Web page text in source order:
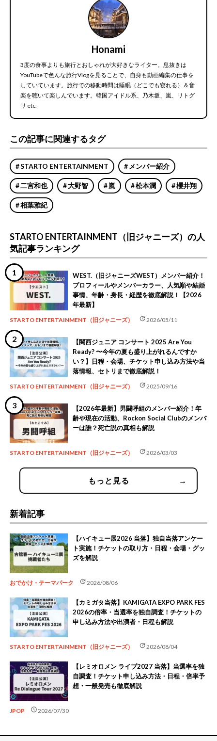
Honami
3度の食事よりも旅行とおしゃれが大好きなライター。息抜きは
YouTubeで色んな旅行Vlogを見ることで、自身も動画編集の仕事を
していています。旅行での移動時間は睡眠（どこでも寝れる）＆音
楽を聴いて楽しんでいます。韓国アイドル系、乃木坂、嵐、リトグ
リ etc.
この記事に関連するタグ
STARTO ENTERTAINMENT メンバー紹介
二宮和也 大野智 嵐 松本潤 櫻井翔
相葉雅紀
STARTO ENTERTAINMENT（旧ジャニーズ）の人
気記事ランキング
WEST.（旧ジャニーズWEST）メンバー紹介！
プロフィールやメンバーカラー、人気順や結婚
事情、年齢・身長・経歴を徹底解説！【2026
年最新】
STARTO ENTERTAINMENT（旧ジャニーズ） update2026/05/11
【関西ジュニア コンサート 2025 Are You
Ready? 〜今年の夏も盛り上がれるんですか
い？】日程・会場、チケット申し込み方法や当
落情報、セトリまで徹底解説！
STARTO ENTERTAINMENT（旧ジャニーズ） update2025/09/16
【2026年最新】男闘呼組のメンバー紹介！年
齢や現在の活動、Rockon Social Clubのメンバ
ーは誰？死亡説の真相も解説
STARTO ENTERTAINMENT（旧ジャニーズ） update2026/03/03
もっと見る →
新着記事
【ハイキュー展2026 当落】独自当落アンケー
ト実施！チケットの取り方・日程・会場・グッ
ズを解説
おでかけ・テーマパーク update2026/08/06
【カミガタ当落】KAMIGATA EXPO PARK FES
2026の倍率・当選率を独自調査！チケットの
申し込み方法や出演者・日程も解説
STARTO ENTERTAINMENT（旧ジャニーズ） update2026/08/04
【レミオロメン ライブ2027 当落】当選率を独
自調査！チケット申し込み方法・日程・倍率予
想・一般発売も徹底解説
JPOP schedule2026/07/30